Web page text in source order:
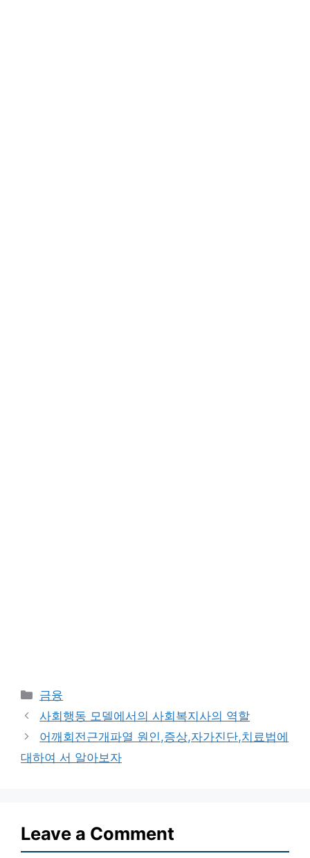
Categories
금융
사회행동 모델에서의 사회복지사의 역할
어깨회전근개파열 원인,증상,자가진단,치료법에
대하여 서 알아보자
Leave a Comment